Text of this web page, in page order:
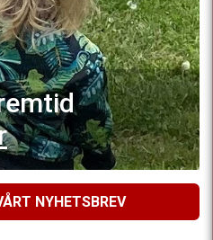
NYHETSBREV